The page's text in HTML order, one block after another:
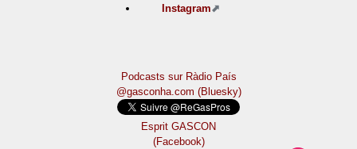
Instagram
Podcasts sur Ràdio País
@gasconha.com (Bluesky)
Esprit GASCON
(Facebook)